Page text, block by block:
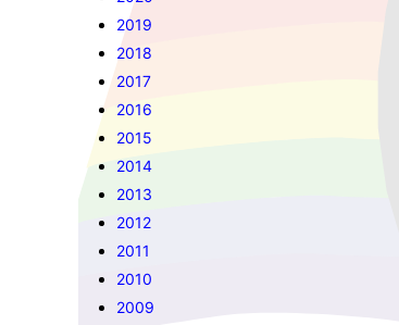
2019
2018
2017
2016
2015
2014
2013
2012
2011
2010
2009